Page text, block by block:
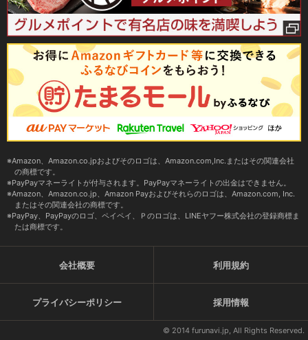
Amazon、Amazon.co.jpおよびそのロゴは、Amazon.com,Inc.またはその関連会社
の商標です。
PayPayマネーライトが付与されます。PayPayマネーライトの出金はできません。
Amazon、Amazon.co.jp、Amazon Payおよびそれらのロゴは、Amazon.com, Inc.
またはその関連会社の商標です。
PayPay、PayPayのロゴ、ペイペイ、Ｐのロゴは、LINEヤフー株式会社の登録商標ま
たは商標です。
会社概要 利用規約
プライバシーポリシー 採用情報
© 2014 furunavi.jp, All Rights Reserved.